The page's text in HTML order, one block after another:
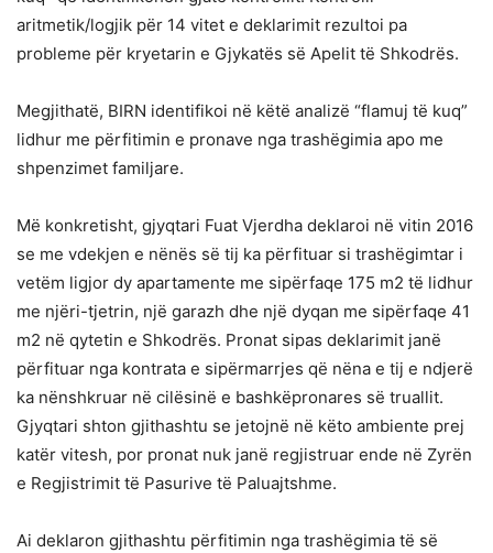
aritmetik/logjik për 14 vitet e deklarimit rezultoi pa
probleme për kryetarin e Gjykatës së Apelit të Shkodrës.
Megjithatë, BIRN identifikoi në këtë analizë “flamuj të kuq”
lidhur me përfitimin e pronave nga trashëgimia apo me
shpenzimet familjare.
Më konkretisht, gjyqtari Fuat Vjerdha deklaroi në vitin 2016
se me vdekjen e nënës së tij ka përfituar si trashëgimtar i
vetëm ligjor dy apartamente me sipërfaqe 175 m2 të lidhur
me njëri-tjetrin, një garazh dhe një dyqan me sipërfaqe 41
m2 në qytetin e Shkodrës. Pronat sipas deklarimit janë
përfituar nga kontrata e sipërmarrjes që nëna e tij e ndjerë
ka nënshkruar në cilësinë e bashkëpronares së truallit.
Gjyqtari shton gjithashtu se jetojnë në këto ambiente prej
katër vitesh, por pronat nuk janë regjistruar ende në Zyrën
e Regjistrimit të Pasurive të Paluajtshme.
Ai deklaron gjithashtu përfitimin nga trashëgimia të së